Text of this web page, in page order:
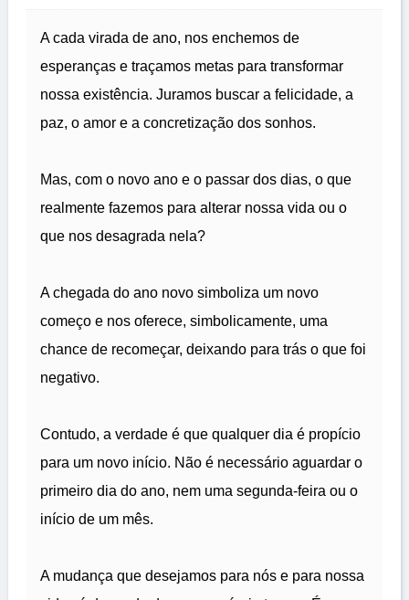
A cada virada de ano, nos enchemos de
esperanças e traçamos metas para transformar
nossa existência. Juramos buscar a felicidade, a
paz, o amor e a concretização dos sonhos.
Mas, com o novo ano e o passar dos dias, o que
realmente fazemos para alterar nossa vida ou o
que nos desagrada nela?
A chegada do ano novo simboliza um novo
começo e nos oferece, simbolicamente, uma
chance de recomeçar, deixando para trás o que foi
negativo.
Contudo, a verdade é que qualquer dia é propício
para um novo início. Não é necessário aguardar o
primeiro dia do ano, nem uma segunda-feira ou o
início de um mês.
A mudança que desejamos para nós e para nossa